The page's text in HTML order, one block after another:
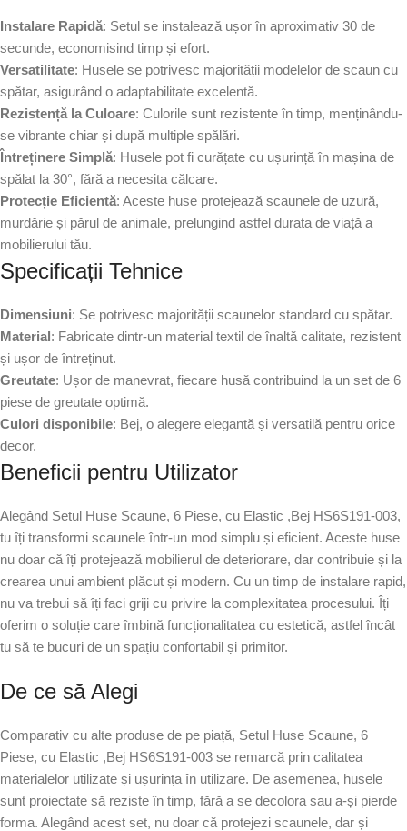
Instalare Rapidă: Setul se instalează ușor în aproximativ 30 de
secunde, economisind timp și efort.
Versatilitate: Husele se potrivesc majorității modelelor de scaun cu
spătar, asigurând o adaptabilitate excelentă.
Rezistență la Culoare: Culorile sunt rezistente în timp, menținându-
se vibrante chiar și după multiple spălări.
Întreținere Simplă: Husele pot fi curățate cu ușurință în mașina de
spălat la 30°, fără a necesita călcare.
Protecție Eficientă: Aceste huse protejează scaunele de uzură,
murdărie și părul de animale, prelungind astfel durata de viață a
mobilierului tău.
Specificații Tehnice
Dimensiuni: Se potrivesc majorității scaunelor standard cu spătar.
Material: Fabricate dintr-un material textil de înaltă calitate, rezistent
și ușor de întreținut.
Greutate: Ușor de manevrat, fiecare husă contribuind la un set de 6
piese de greutate optimă.
Culori disponibile: Bej, o alegere elegantă și versatilă pentru orice
decor.
Beneficii pentru Utilizator
Alegând Setul Huse Scaune, 6 Piese, cu Elastic ,Bej HS6S191-003,
tu îți transformi scaunele într-un mod simplu și eficient. Aceste huse
nu doar că îți protejează mobilierul de deteriorare, dar contribuie și la
crearea unui ambient plăcut și modern. Cu un timp de instalare rapid,
nu va trebui să îți faci griji cu privire la complexitatea procesului. Îți
oferim o soluție care îmbină funcționalitatea cu estetică, astfel încât
tu să te bucuri de un spațiu confortabil și primitor.
De ce să Alegi
Comparativ cu alte produse de pe piață, Setul Huse Scaune, 6
Piese, cu Elastic ,Bej HS6S191-003 se remarcă prin calitatea
materialelor utilizate și ușurința în utilizare. De asemenea, husele
sunt proiectate să reziste în timp, fără a se decolora sau a-și pierde
forma. Alegând acest set, nu doar că protejezi scaunele, dar și